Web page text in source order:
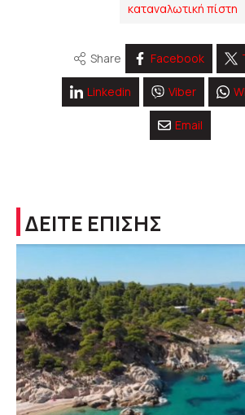
καταναλωτική πίστη
Share Facebook
Linkedin Viber
Email
ΔΕΙΤΕ ΕΠΙΣΗΣ